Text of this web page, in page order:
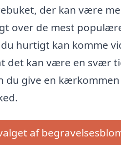
der kan være
over de mest
hurtigt kan komme
det kan være en svær
du give en
af